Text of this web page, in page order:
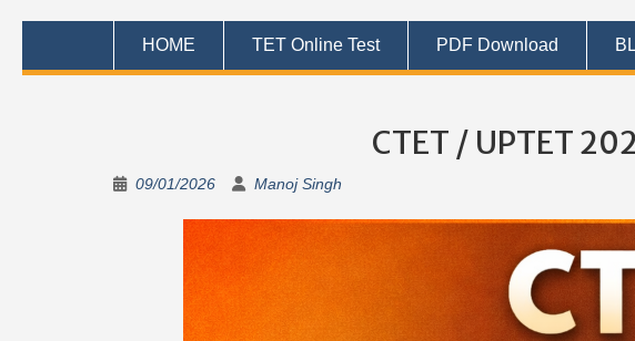
HOME TET Online Test PDF Download
CTET / UPTET
09/01/2026 Manoj Singh